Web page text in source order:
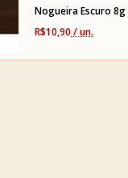
Nogueira Escuro 8g
R$10,90 / un.